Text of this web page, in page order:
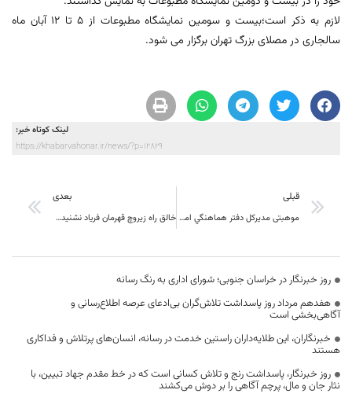
لازم به ذکر است؛بیست و سومین نمایشگاه مطبوعات از ٥ تا ١٢ آبان ماه
سالجاری در مصلای بزرگ تهران برگزار می شود.
لینک کوتاه خبر:
https://khabarvahonar.ir/news/?p=12829
قبلی
موهبتی مديركل دفتر هماهنگي امور اقتصادي استانداري:پاسخ استعلامات در كوتاه ترين زمان ممكن داده شود
بعدی
خالق راه زيروچ قهرمان فریاد نشنیده ی کویر در جهان معاصر
روز خبرنگار در خراسان جنوبی؛ شورای اداری به رنگ رسانه
هفدهم مرداد روز پاسداشت تلاش‌گران بی‌ادعای عرصه اطلاع‌رسانی و
آگاهی‌بخشی است
خبرنگاران، این طلایه‌داران راستین خدمت در رسانه، انسان‌های پرتلاش و فداکاری
هستند
روز خبرنگار، پاسداشت رنج و تلاش کسانی است که در خط مقدم جهاد تبیین، با
نثار جان و مال، پرچم آگاهی را بر دوش می‌کشند